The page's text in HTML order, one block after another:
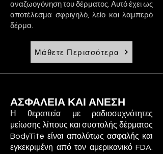
αναζωογόνηση του δέρματος. Αυτό έχει ως
αποτέλεσμα σφριγηλό, λείο και λαμπερό
δέρμα.
Μάθετε Περισσότερα
ΑΣΦΑΛΕΙΑ ΚΑΙ ΑΝΕΣΗ
Η θεραπεία με ραδιοσυχνότητες
μείωσης λίπους και συστολής δέρματος
BodyTite είναι απολύτως ασφαλής και
εγκεκριμένη από τον αμερικανικό FDA.